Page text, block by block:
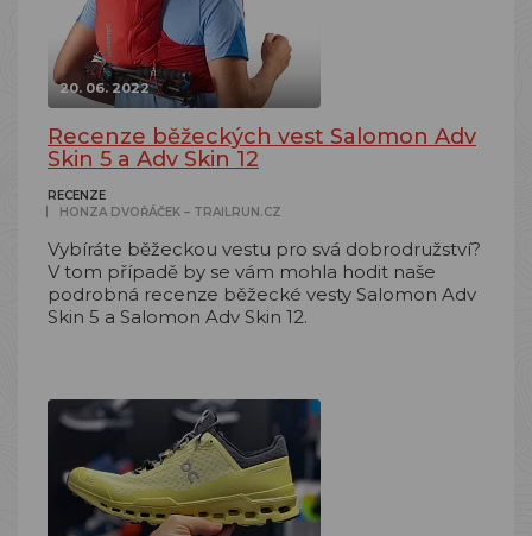
20. 06. 2022
Recenze běžeckých vest Salomon Adv
Skin 5 a Adv Skin 12
RECENZE
HONZA DVOŘÁČEK – TRAILRUN.CZ
Vybíráte běžeckou vestu pro svá dobrodružství?
V tom případě by se vám mohla hodit naše
podrobná recenze běžecké vesty Salomon Adv
Skin 5 a Salomon Adv Skin 12.